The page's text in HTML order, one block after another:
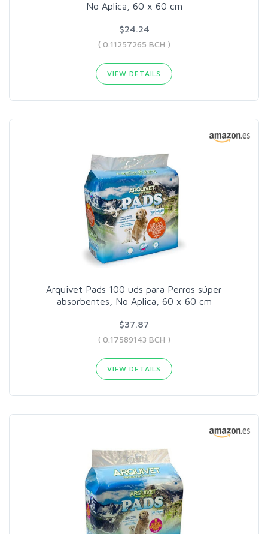
No Aplica, 60 x 60 cm
$24.24
( 0.11257265 BCH )
VIEW DETAILS
Arquivet Pads 100 uds para Perros súper
absorbentes, No Aplica, 60 x 60 cm
$37.87
( 0.17589143 BCH )
VIEW DETAILS